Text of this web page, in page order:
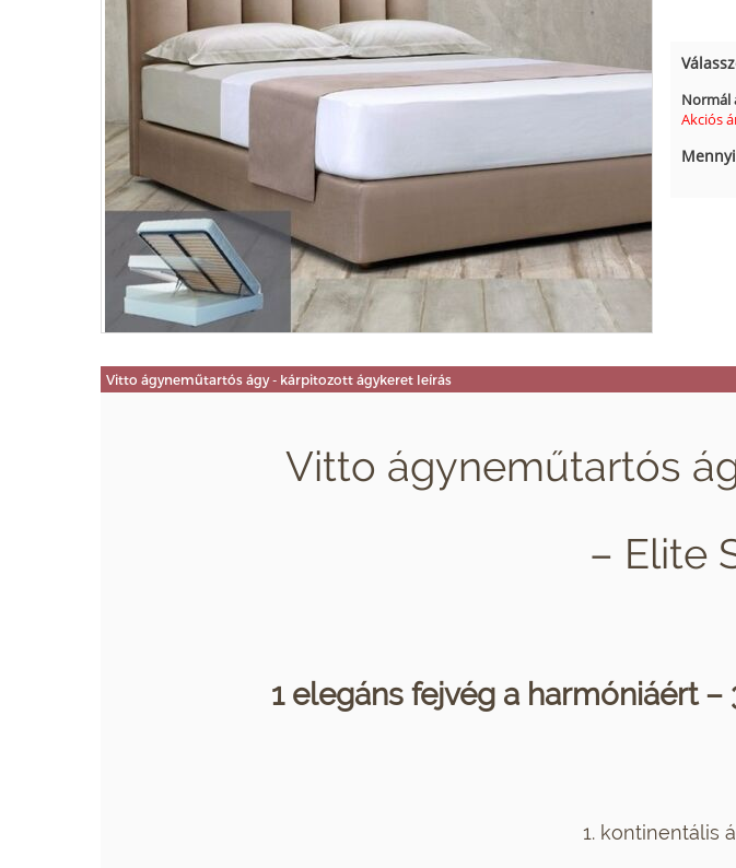
Normál
Akciós
Vitto ágyneműtartós ágy - kárpitozott ágykeret leírás
Vitto ágyneműtartós
– Elite
1 elegáns fejvég a harmóniáért
1. kontinentális